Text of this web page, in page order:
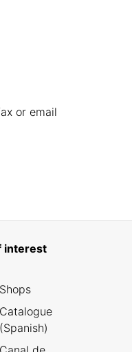
or email
interest
Shops
Catalogue
(Spanish)